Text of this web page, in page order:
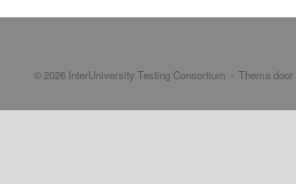
© 2026 InterUniversity Testing Consortium Thema door